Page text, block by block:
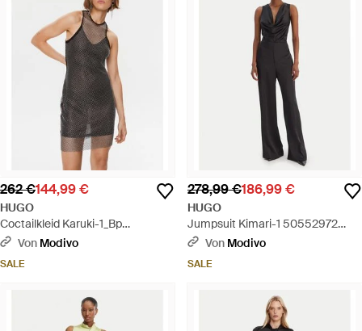
262 €144,99 €
HUGO
Coctailkleid Karuki-1_Bp
50508896 Regular Fit - Schwarz
Von Modivo
SALE
278,99 €186,99 €
HUGO
Jumpsuit Kimari-1 50552972
Regular Fit - Blau
Von Modivo
SALE